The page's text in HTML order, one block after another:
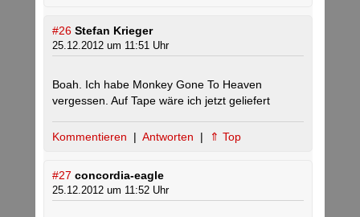
#26 Stefan Krieger
25.12.2012 um 11:51 Uhr
Boah. Ich habe Monkey Gone To Heaven
vergessen. Auf Tape wäre ich jetzt geliefert
Kommentieren | Antworten | ⇑ Top
#27 concordia-eagle
25.12.2012 um 11:52 Uhr